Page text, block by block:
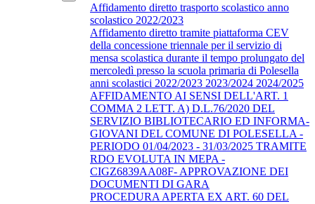
Affidamento diretto trasporto scolastico anno
scolastico 2022/2023
Affidamento diretto tramite piattaforma CEV
della concessione triennale per il servizio di
mensa scolastica durante il tempo prolungato del
mercoledì presso la scuola primaria di Polesella
anni scolastici 2022/2023 2023/2024 2024/2025
AFFIDAMENTO AI SENSI DELL'ART. 1
COMMA 2 LETT. A) D.L.76/2020 DEL
SERVIZIO BIBLIOTECARIO ED INFORMA-
GIOVANI DEL COMUNE DI POLESELLA -
PERIODO 01/04/2023 - 31/03/2025 TRAMITE
RDO EVOLUTA IN MEPA -
CIGZ6839AA08F- APPROVAZIONE DEI
DOCUMENTI DI GARA
PROCEDURA APERTA EX ART. 60 DEL